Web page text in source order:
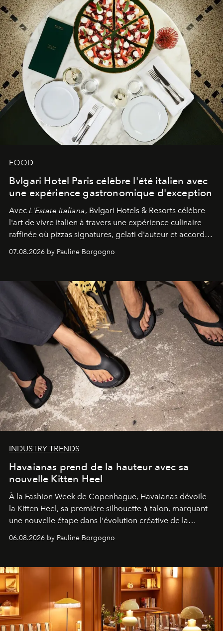
FOOD
Bvlgari Hotel Paris célèbre l'été italien avec
une expérience gastronomique d'exception
Avec L'Estate Italiana, Bvlgari Hotels & Resorts célèbre
l'art de vivre italien à travers une expérience culinaire
raffinée où pizzas signatures, gelati d'auteur et accords
07.08.2026 by Pauline Borgogno
INDUSTRY TRENDS
Havaianas prend de la hauteur avec sa
nouvelle Kitten Heel
À la Fashion Week de Copenhague, Havaianas dévoile
la Kitten Heel, sa première silhouette à talon, marquant
une nouvelle étape dans l'évolution créative de la
06.08.2026 by Pauline Borgogno